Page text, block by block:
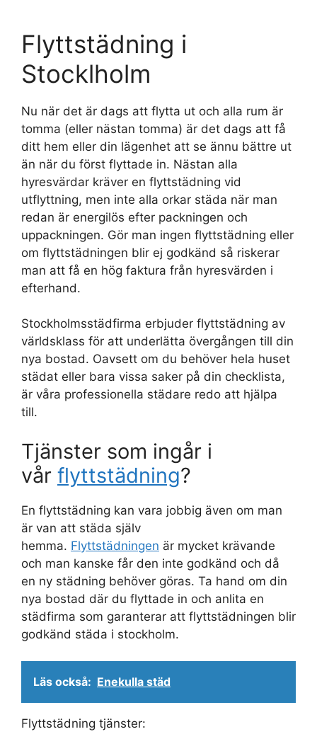
Flyttstädning i
Stocklholm
Nu när det är dags att flytta ut och alla rum är
tomma (eller nästan tomma) är det dags att få
ditt hem eller din lägenhet att se ännu bättre ut
än när du först flyttade in. Nästan alla
hyresvärdar kräver en flyttstädning vid
utflyttning, men inte alla orkar städa när man
redan är energilös efter packningen och
uppackningen. Gör man ingen flyttstädning eller
om flyttstädningen blir ej godkänd så riskerar
man att få en hög faktura från hyresvärden i
efterhand.
Stockholmsstädfirma erbjuder flyttstädning av
världsklass för att underlätta övergången till din
nya bostad. Oavsett om du behöver hela huset
städat eller bara vissa saker på din checklista,
är våra professionella städare redo att hjälpa
till.
Tjänster som ingår i
vår flyttstädning?
En flyttstädning kan vara jobbig även om man
är van att städa själv
hemma. Flyttstädningen är mycket krävande
och man kanske får den inte godkänd och då
en ny städning behöver göras. Ta hand om din
nya bostad där du flyttade in och anlita en
städfirma som garanterar att flyttstädningen blir
godkänd städa i stockholm.
Läs också: Enekulla städ
Flyttstädning tjänster: